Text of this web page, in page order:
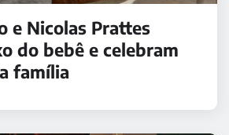
e Nicolas Prattes
do bebê e celebram
família